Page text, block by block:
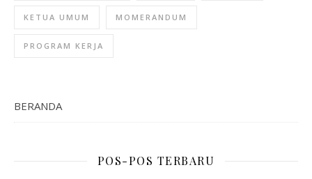
KETUA UMUM MOMERANDUM
PROGRAM KERJA
BERANDA
POS-POS TERBARU